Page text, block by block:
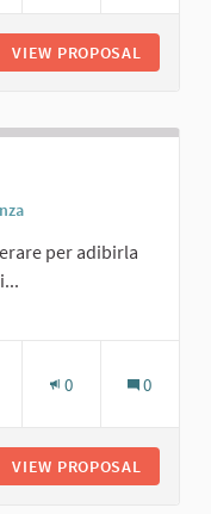
VIEW PROPOSAL
per adibirla
0 0
VIEW PROPOSAL